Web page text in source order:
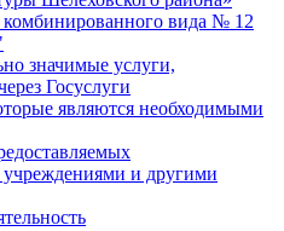
комбинированного вида № 12
значимые услуги,
Госуслуги
являются необходимыми
и другими